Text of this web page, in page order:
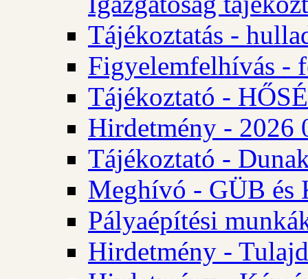
Tájékoztatás -
Figyelemfelhívás -
Tájékoztató -
Hirdetmény - 2026
Tájékoztató -
Meghívó - GÜB és
Pályaépítési
Hirdetmény -